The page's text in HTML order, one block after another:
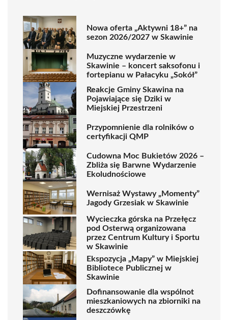
Nowa oferta „Aktywni 18+” na
sezon 2026/2027 w Skawinie
Muzyczne wydarzenie w
Skawinie – koncert saksofonu i
fortepianu w Pałacyku „Sokół”
Reakcje Gminy Skawina na
Pojawiające się Dziki w
Miejskiej Przestrzeni
Przypomnienie dla rolników o
certyfikacji QMP
Cudowna Moc Bukietów 2026 –
Zbliża się Barwne Wydarzenie
Ekoludnościowe
Wernisaż Wystawy „Momenty”
Jagody Grzesiak w Skawinie
Wycieczka górska na Przełęcz
pod Osterwą organizowana
przez Centrum Kultury i Sportu
w Skawinie
Ekspozycja „Mapy” w Miejskiej
Bibliotece Publicznej w
Skawinie
Dofinansowanie dla wspólnot
mieszkaniowych na zbiorniki na
deszczówkę